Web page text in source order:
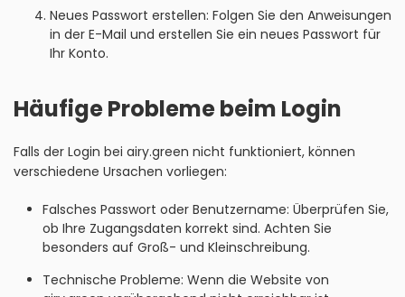
Neues Passwort erstellen: Folgen Sie den Anweisungen
in der E-Mail und erstellen Sie ein neues Passwort für
Ihr Konto.
Häufige Probleme beim Login
Falls der Login bei airy.green nicht funktioniert, können
verschiedene Ursachen vorliegen:
Falsches Passwort oder Benutzername: Überprüfen Sie,
ob Ihre Zugangsdaten korrekt sind. Achten Sie
besonders auf Groß- und Kleinschreibung.
Technische Probleme: Wenn die Website von